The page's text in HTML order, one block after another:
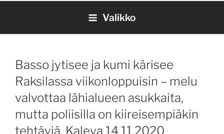
Valikko
Basso jytisee ja kumi kärisee
Raksilassa viikonloppuisin – melu
valvottaa lähialueen asukkaita,
mutta poliisilla on kiireisempiäkin
tehtäviä, Kaleva 14.11.2020